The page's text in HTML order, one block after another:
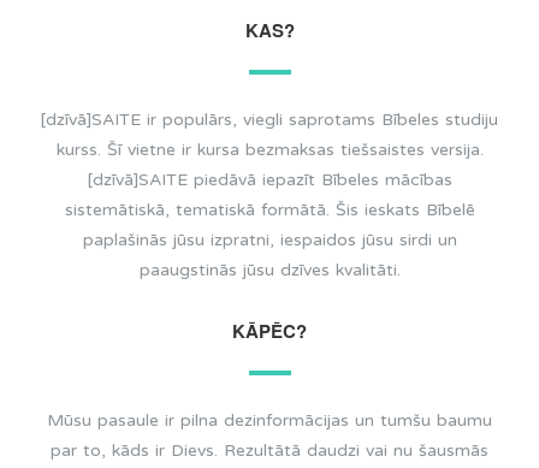
KAS?
[dzīvā]SAITE ir populārs, viegli saprotams Bībeles studiju
kurss. Šī vietne ir kursa bezmaksas tiešsaistes versija.
[dzīvā]SAITE piedāvā iepazīt Bībeles mācības
sistemātiskā, tematiskā formātā. Šis ieskats Bībelē
paplašinās jūsu izpratni, iespaidos jūsu sirdi un
paaugstinās jūsu dzīves kvalitāti.
KĀPĒC?
Mūsu pasaule ir pilna dezinformācijas un tumšu baumu
par to, kāds ir Dievs. Rezultātā daudzi vai nu šausmās